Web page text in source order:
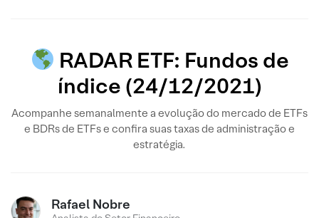
RADAR ETF: Fundos de
índice (24/12/2021)
Acompanhe semanalmente a evolução do mercado de ETFs
e BDRs de ETFs e confira suas taxas de administração e
estratégia.
Rafael Nobre